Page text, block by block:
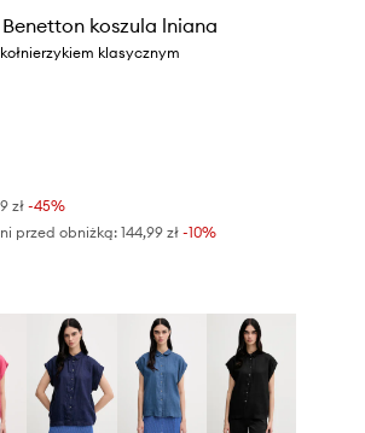
koszula lniana
klasycznym
zł-45%
przed obniżką: 144,99 zł -10%